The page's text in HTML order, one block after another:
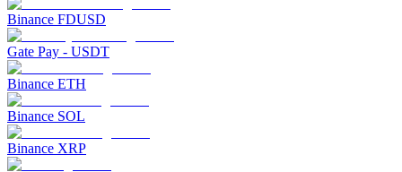
Binance FDUSD
Gate Pay - USDT
Binance ETH
Binance SOL
Binance XRP